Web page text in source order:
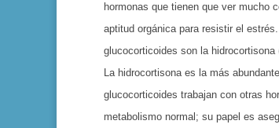
hormonas que tienen que ver mucho
aptitud orgá­nica para resistir el
glucocorticoides son la hidrocortisona
La hidrocortisona es la más
glucocor­ticoides trabajan con otras
me­tabolismo normal; su papel es